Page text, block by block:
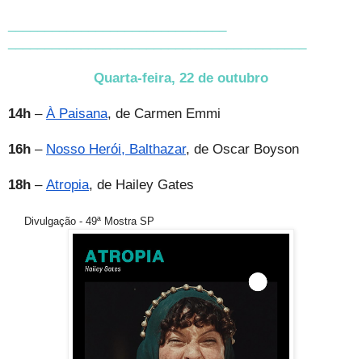
Quarta-feira, 22 de outubro
14h – À Paisana, de Carmen Emmi
16h – Nosso Herói, Balthazar, de Oscar Boyson
18h – Atropia, de Hailey Gates
Divulgação - 49ª Mostra SP